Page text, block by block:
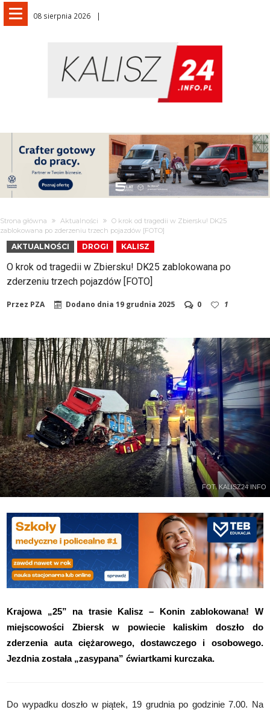
08 sierpnia 2026
Strona główna Aktualności
O krok od tragedii w Zbiersku! DK25
zablokowana po zderzeniu trzech pojazdów [FOTO]
AKTUALNOŚCI DROGI KALISZ
O krok od tragedii w Zbiersku! DK25 zablokowana po
zderzeniu trzech pojazdów [FOTO]
Przez PZA Dodano dnia19 grudnia 2025 0 1
FOT. KALISZ24 INFO
Krajowa „25” na trasie Kalisz – Konin zablokowana! W
miejscowości Zbiersk w powiecie kaliskim doszło do
zderzenia auta ciężarowego, dostawczego i osobowego.
Jezdnia została „zasypana” ćwiartkami kurczaka.
Do wypadku doszło w piątek, 19 grudnia po godzinie 7.00. Na